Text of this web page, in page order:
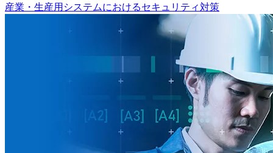
産業・生産用システムにおけるセキュリティ対策